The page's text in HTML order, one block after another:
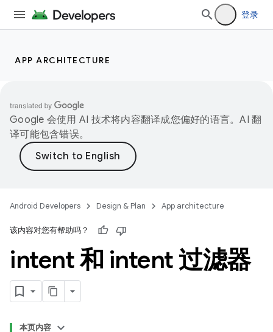
登录
APP ARCHITECTURE
Google 会使用 AI 技术将内容翻译成您偏好的语言。AI 翻
译可能包含错误。
Android Developers Design & Plan App architecture
该内容对您有帮助吗？
intent 和 intent 过滤器
本页内容